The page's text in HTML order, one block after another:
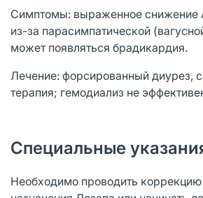
Симптомы: выраженное снижение
из-за парасимпатической
может появляться брадикардия.
Лечение: форсированный диурез,
терапия; гемодиализ не
Специальные
Необходимо проводить